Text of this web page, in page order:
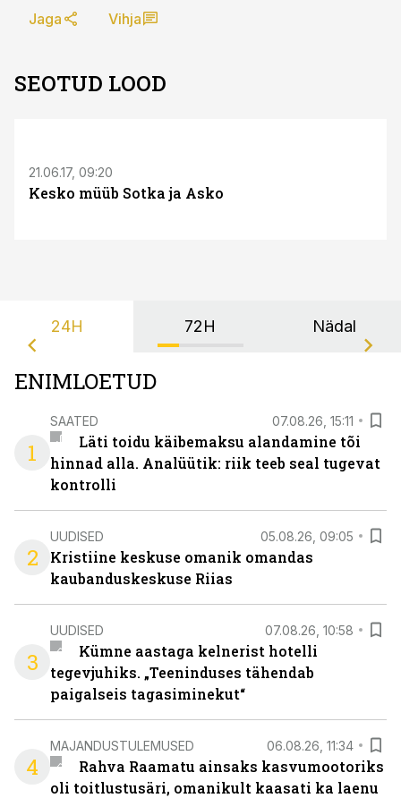
Jaga Vihja
SEOTUD LOOD
21.06.17, 09:20
Kesko müüb Sotka ja Asko
24H 72H Nädal
ENIMLOETUD
1
SAATED 07.08.26, 15:11
Läti toidu käibemaksu alandamine tõi
hinnad alla. Analüütik: riik teeb seal tugevat
kontrolli
2
UUDISED 05.08.26, 09:05
Kristiine keskuse omanik omandas
kaubanduskeskuse Riias
3
UUDISED 07.08.26, 10:58
Kümne aastaga kelnerist hotelli
tegevjuhiks. „Teeninduses tähendab
paigalseis tagasiminekut“
4
MAJANDUSTULEMUSED 06.08.26, 11:34
Rahva Raamatu ainsaks kasvumootoriks
oli toitlustusäri, omanikult kaasati ka laenu